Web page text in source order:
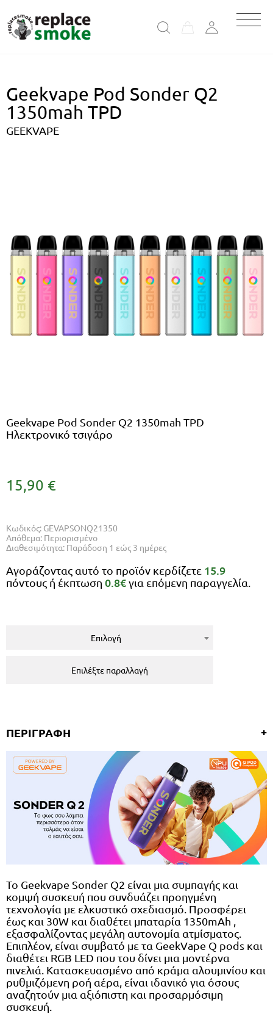
Geekvape Pod Sonder Q2
1350mah TPD
GEEKVAPE
Geekvape Pod Sonder Q2 1350mah TPD
Ηλεκτρονικό τσιγάρο
15,90 €
Κωδικός: GEVAPSONQ21350
Απόθεμα: Περιορισμένο
Διαθεσιμότητα: Παράδοση 1 εώς 3 ημέρες
Αγοράζοντας αυτό το προϊόν κερδίζετε 15.9
πόντους ή έκπτωση 0.8€για επόμενη παραγγελία.
Επιλογή
Επιλέξτε παραλλαγή
ΠΕΡΙΓΡΑΦΗ
Το Geekvape Sonder Q2 είναι μια συμπαγής και
κομψή συσκευή που συνδυάζει προηγμένη
τεχνολογία με ελκυστικό σχεδιασμό. Προσφέρει
έως και 30W και διαθέτει μπαταρία 1350mAh ,
εξασφαλίζοντας μεγάλη αυτονομία ατμίσματος.
Επιπλέον, είναι συμβατό με τα GeekVape Q pods και
διαθέτει RGB LED που του δίνει μια μοντέρνα
πινελιά. Κατασκευασμένο από κράμα αλουμινίου και
ρυθμιζόμενη ροή αέρα, είναι ιδανικό για όσους
αναζητούν μια αξιόπιστη και προσαρμόσιμη
συσκευή.